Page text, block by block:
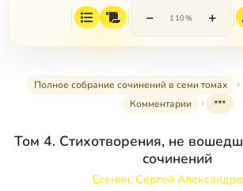
− 110% +
Полное собрание сочинений в семи томах
Комментарии
***
Том 4. Стихотворения, не
сочинений
Есенин, Сергей